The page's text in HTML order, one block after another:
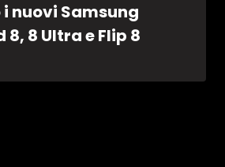
nuovi Samsung
8, 8 Ultra e Flip 8